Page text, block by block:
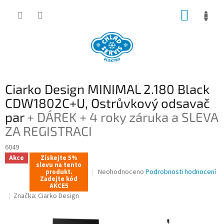
Ciarko Design MINIMAL 2.180 Black
CDW1802C+U, Ostrůvkový odsavač
par+ DÁREK + 4 roky záruka a SLEVA
ZA REGISTRACI
6049
Akce Získejte 5%
slevu na tento
produkt.
Zadejte kód
AKCE5
Průměrné
z
Neohodnoceno Podrobnosti hodnocení
Značka: Ciarko Design